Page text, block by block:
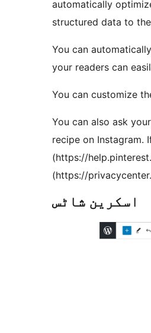
automatically
structured data to
You can
your readers can
You can customize
You can also ask
recipe on Instagram.
(https://
(https://
اسکرین شاٹس